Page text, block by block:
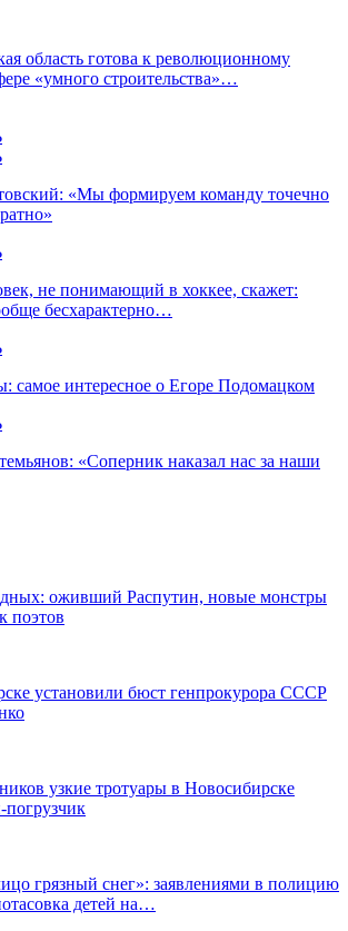
область готова к революционному
«умного строительства»…
«Мы формируем команду точечно
не понимающий в хоккее, скажет:
бесхарактерно…
самое интересное о Егоре Подомацком
«Соперник наказал нас за наши
оживший Распутин, новые монстры
поэтов
установили бюст генпрокурора СССР
узкие тротуары в Новосибирске
грязный снег»: заявлениями в полицию
детей на…